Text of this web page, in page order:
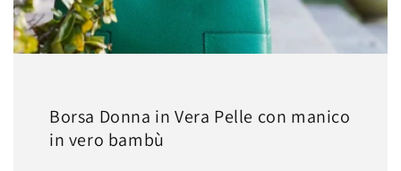
Borsa Donna in Vera Pelle con manico
in vero bambù